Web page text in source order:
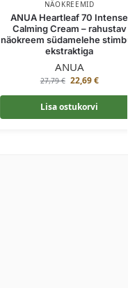
NÄOKREEMID
ANUA Heartleaf 70 Intense
Calming Cream – rahustav
näokreem südamelehe
ekstraktiga
ANUA
27,79€ 22,69€
Lisa ostukorvi